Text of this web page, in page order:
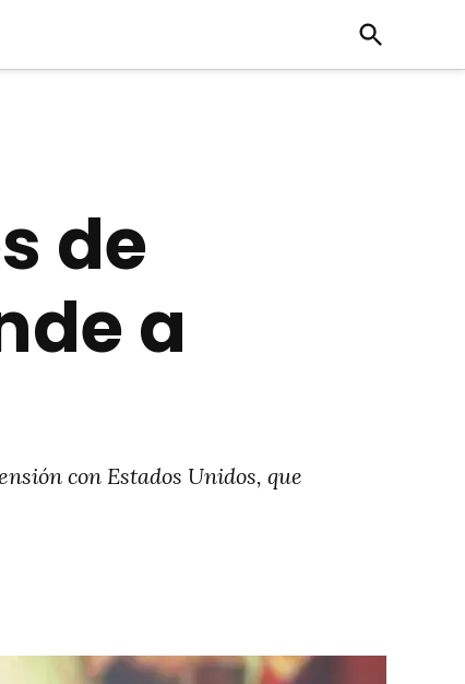
Open
Search
de
a
con Estados Unidos, que